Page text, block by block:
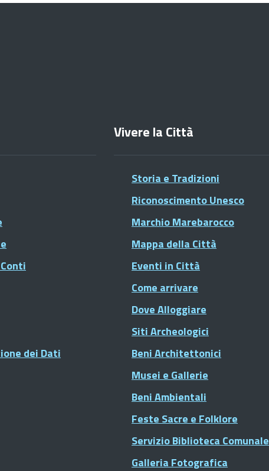
dei Dati
Vivere la Città
Storia e Tradizioni
Riconoscimento Unesco
Marchio Marebarocco
Mappa della Città
Eventi in Città
Come arrivare
Dove Alloggiare
Siti Archeologici
Beni Architettonici
Musei e Gallerie
Beni Ambientali
Feste Sacre e Folklore
Servizio Biblioteca Comunale
Galleria Fotografica